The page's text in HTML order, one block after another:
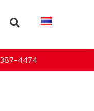
387-4474